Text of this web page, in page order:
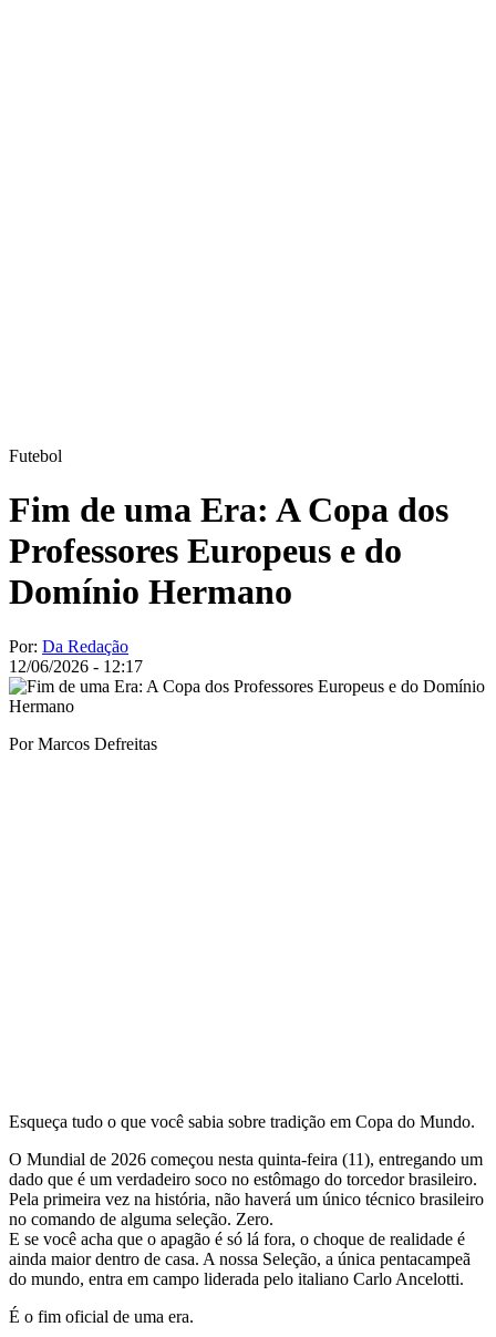
Futebol
Fim de uma Era: A Copa dos
Professores Europeus e do
Domínio Hermano
Por: Da Redação
12/06/2026 - 12:17
Por Marcos Defreitas
Esqueça tudo o que você sabia sobre tradição em Copa do Mundo.
O Mundial de 2026 começou nesta quinta-feira (11), entregando um
dado que é um verdadeiro soco no estômago do torcedor brasileiro.
Pela primeira vez na história, não haverá um único técnico brasileiro
no comando de alguma seleção. Zero.
E se você acha que o apagão é só lá fora, o choque de realidade é
ainda maior dentro de casa. A nossa Seleção, a única pentacampeã
do mundo, entra em campo liderada pelo italiano Carlo Ancelotti.
É o fim oficial de uma era.